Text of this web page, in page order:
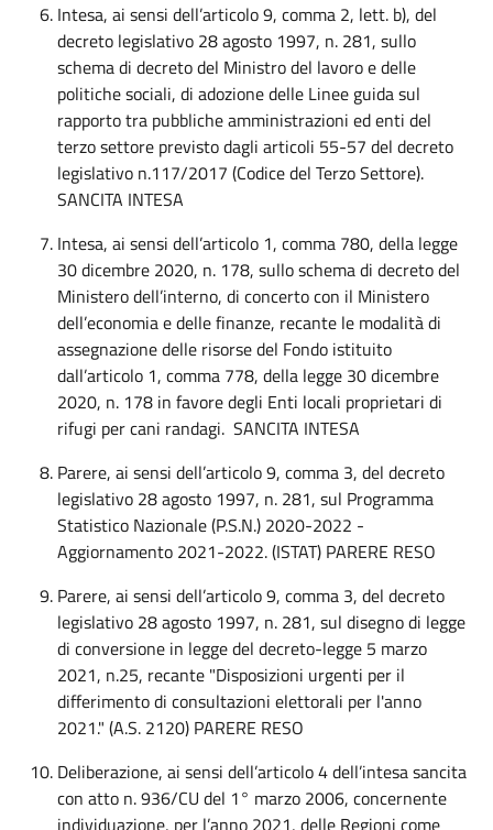
Intesa, ai sensi dell’articolo 9, comma 2, lett. b), del
decreto legislativo 28 agosto 1997, n. 281, sullo
schema di decreto del Ministro del lavoro e delle
politiche sociali, di adozione delle Linee guida sul
rapporto tra pubbliche amministrazioni ed enti del
terzo settore previsto dagli articoli 55-57 del decreto
legislativo n.117/2017 (Codice del Terzo Settore).
SANCITA INTESA
Intesa, ai sensi dell’articolo 1, comma 780, della legge
30 dicembre 2020, n. 178, sullo schema di decreto del
Ministero dell’interno, di concerto con il Ministero
dell’economia e delle finanze, recante le modalità di
assegnazione delle risorse del Fondo istituito
dall’articolo 1, comma 778, della legge 30 dicembre
2020, n. 178 in favore degli Enti locali proprietari di
rifugi per cani randagi. SANCITA INTESA
Parere, ai sensi dell’articolo 9, comma 3, del decreto
legislativo 28 agosto 1997, n. 281, sul Programma
Statistico Nazionale (P.S.N.) 2020-2022 -
Aggiornamento 2021-2022. (ISTAT) PARERE RESO
Parere, ai sensi dell’articolo 9, comma 3, del decreto
legislativo 28 agosto 1997, n. 281, sul disegno di legge
di conversione in legge del decreto-legge 5 marzo
2021, n.25, recante "Disposizioni urgenti per il
differimento di consultazioni elettorali per l'anno
2021." (A.S. 2120) PARERE RESO
Deliberazione, ai sensi dell’articolo 4 dell’intesa sancita
con atto n. 936/CU del 1° marzo 2006, concernente
individuazione, per l’anno 2021, delle Regioni come